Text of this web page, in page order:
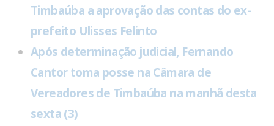
Timbaúba a aprovação das contas do ex-
prefeito Ulisses Felinto
Após determinação judicial, Fernando
Cantor toma posse na Câmara de
Vereadores de Timbaúba na manhã desta
sexta (3)